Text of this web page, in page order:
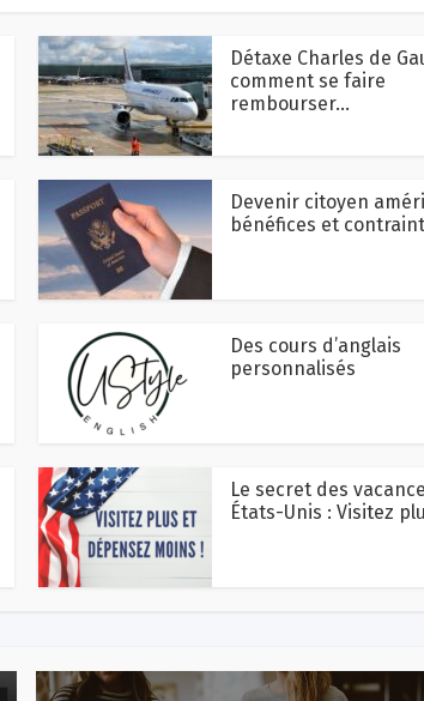
Détaxe Charles de
comment se faire
rembourser...
Devenir citoyen
bénéfices et
Des cours d’anglais
personnalisés
Le secret des
États-Unis : Visitez